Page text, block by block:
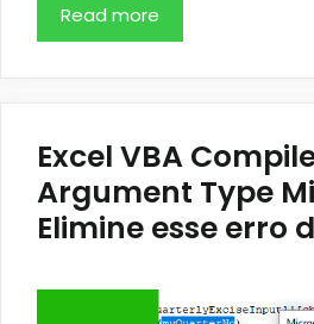
Read more
Excel VBA
Argument Type
Elimine esse erro